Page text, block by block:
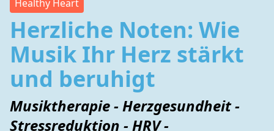
Healthy Heart
Herzliche Noten: Wie
Musik Ihr Herz stärkt
und beruhigt
Musiktherapie - Herzgesundheit -
Stressreduktion - HRV -